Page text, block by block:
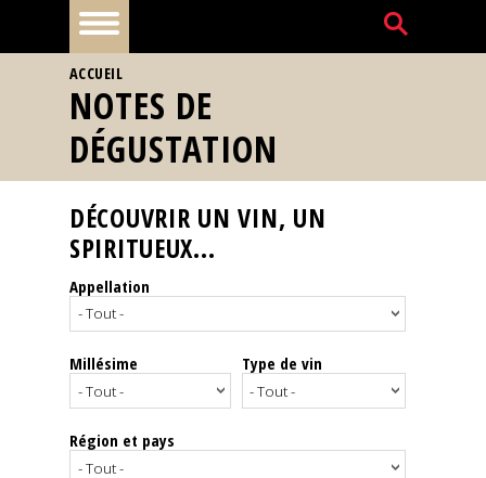
À
la
une
Reportages
Nos
Spiritueux
Notes
dégustation
VOUS ÊTES ICI
ACCUEIL
NOTES DE
DÉGUSTATION
DÉCOUVRIR UN VIN, UN
SPIRITUEUX...
Appellation
Millésime Type de vin
Région et pays